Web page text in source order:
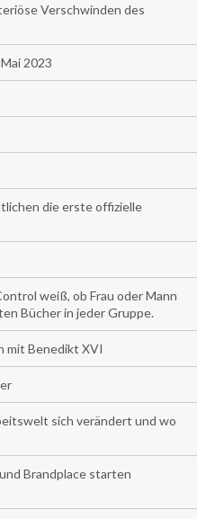
Verschwinden des
2023
die erste offizielle
weiß, ob Frau oder Mann
Bücher in jeder Gruppe.
mit Benedikt XVI
sich verändert und wo
Brandplace starten